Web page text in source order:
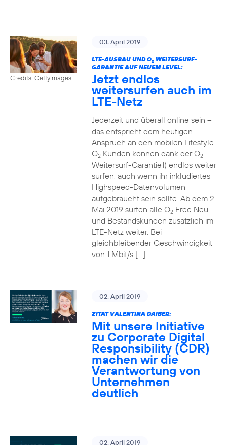
Credits: Gettyimages
03. April 2019
LTE-AUSBAU UND O2WEITERSURF-
GARANTIE AUF NEUEM LEVEL:
Jetzt endlos
weitersurfen auch im
LTE-Netz
Jederzeit und überall online sein –
das entspricht dem heutigen
Anspruch an den mobilen Lifestyle.
O2Kunden können dank der O2
Weitersurf-Garantie1) endlos weiter
surfen, auch wenn ihr inkludiertes
Highspeed-Datenvolumen
aufgebraucht sein sollte. Ab dem 2.
Mai 2019 surfen alle O2Free Neu-
und Bestandskunden zusätzlich im
LTE-Netz weiter. Bei
gleichbleibender Geschwindigkeit
von 1 Mbit/s […]
02. April 2019
ZITAT VALENTINA DAIBER:
Mit unsere Initiative
zu Corporate Digital
Responsibility (CDR)
machen wir die
Verantwortung von
Unternehmen
deutlich
02. April 2019